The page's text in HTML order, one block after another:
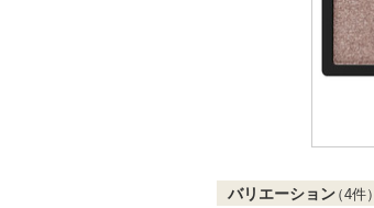
バリエーション（4件）